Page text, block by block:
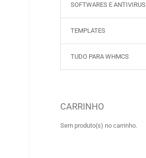
SOFTWARES E ANTIVIRUS
TEMPLATES
TUDO PARA WHMCS
CARRINHO
Sem produto(s) no carrinho.